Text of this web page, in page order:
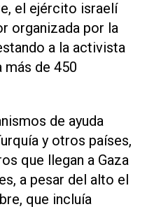
el ejército israelí
organizada por la
a la activista
más de 450
de ayuda
y otros países,
que llegan a Gaza
a pesar del alto el
que incluía